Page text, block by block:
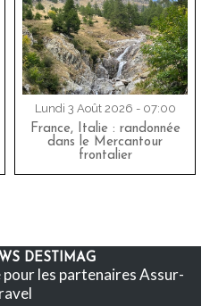
Lundi 3 Août 2026 - 07:00
France, Italie : randonnée
dans le Mercantour
frontalier
DESTIMAG
les partenaires Assur-